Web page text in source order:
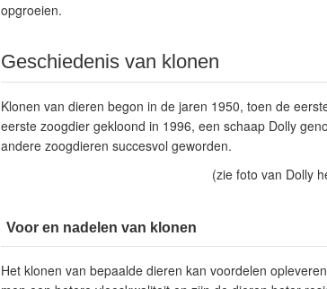
opgroeien.
Geschiedenis van klonen
Klonen van dieren begon in de jaren 1950, toen de
eerste zoogdier gekloond in 1996, een schaap Dolly
andere zoogdieren succesvol geworden.
(zie foto van Dolly
Voor en nadelen van klonen
Het klonen van bepaalde dieren kan voordelen